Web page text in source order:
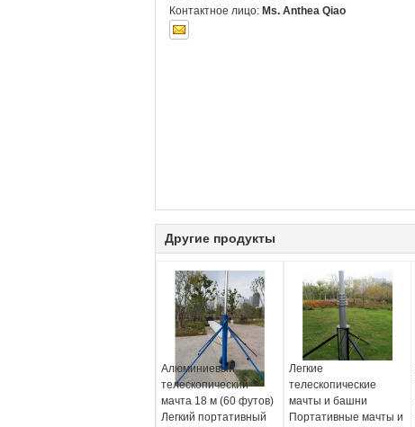
Контактное лицо: Ms. Anthea Qiao
Другие продукты
Алюминиевый
телескопический
мачта 18 м (60 футов)
Легкий портативный
Легкие
телескопические
мачты и башни
Портативные мачты и